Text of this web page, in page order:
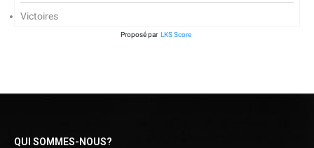
Victoires
Proposé par LKS Score
QUI SOMMES-NOUS?